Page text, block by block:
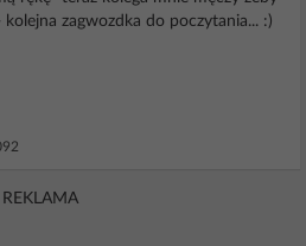
zagwozdka do poczytania... :)
REKLAMA